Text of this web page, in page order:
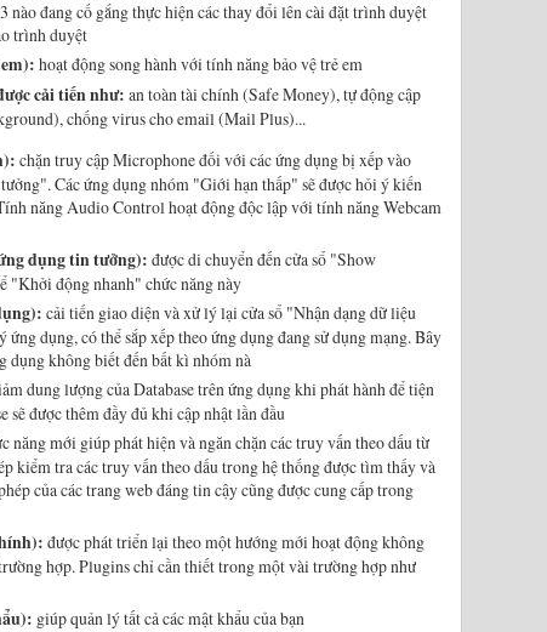
nào đang cố gắng thực hiện các thay đổi lên cài đặt trình duyệt
trình duyệt
hoạt động song hành với tính năng bảo vệ trẻ em
cải tiến như: an toàn tài chính (Safe Money), tự động cập
chống virus cho email (Mail Plus)...
chặn truy cập Microphone đối với các ứng dụng bị xếp vào
Các ứng dụng nhóm "Giới hạn thấp" sẽ được hỏi ý kiến
năng Audio Control hoạt động độc lập với tính năng Webcam
dụng tin tưởng): được di chuyển đến cửa sổ "Show
"Khởi động nhanh" chức năng này
cải tiến giao diện và xử lý lại cửa sổ "Nhận dạng dữ liệu
dụng, có thể sắp xếp theo ứng dụng đang sử dụng mạng. Bây
dụng không biết đến bất kì nhóm nà
dung lượng của Database trên ứng dụng khi phát hành để tiện
sẽ được thêm đầy đủ khi cập nhật lần đầu
năng mới giúp phát hiện và ngăn chặn các truy vấn theo dấu từ
kiểm tra các truy vấn theo dấu trong hệ thống được tìm thấy và
của các trang web đáng tin cậy cũng được cung cấp trong
được phát triển lại theo một hướng mới hoạt động không
hợp. Plugins chỉ cần thiết trong một vài trường hợp như
giúp quản lý tất cả các mật khẩu của bạn